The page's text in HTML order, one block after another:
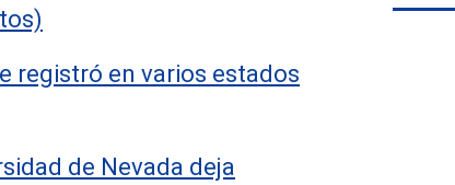
registró en varios estados
de Nevada deja